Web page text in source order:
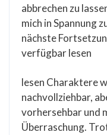
abbrechen zu
mich in Spannung
nächste
verfügbar lesen
lesen Charaktere
nachvollziehbar,
vorhersehbar und
Überraschung.